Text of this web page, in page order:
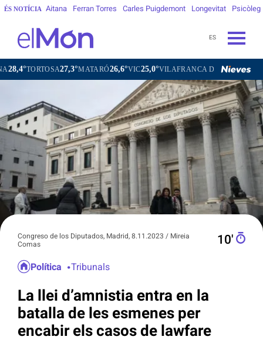
ÉS NOTÍCIA Aitana Ferran Torres Carles Puigdemont Longevitat Psicòleg
ES
MATARÓ26,6°VIC25,0°VILAFRANCA DEL PENEDÈS25,8°VILANOVA I
Congreso de los Diputados, Madrid, 8.11.2023 / Mireia
Comas
10′
Política Tribunals
La llei d’amnistia entra en la
batalla de les esmenes per
encabir els casos de lawfare